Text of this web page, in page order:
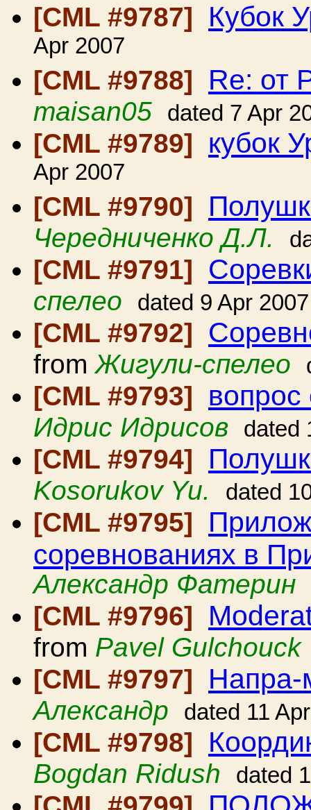
[CML #9787] Кубок
Apr 2007
[CML #9788]
Re: от
maisan05 dated 7 Apr
[CML #9789] кубок
Apr 2007
[CML #9790]
Чередниченко Д.Л.
[CML #9791]
спелео dated 9 Apr 2007
[CML #9792]
fromЖигули-спелео
[CML #9793]
Идрис Идрисов dated
[CML #9794]
Kosorukov Yu. dated
[CML #9795]
соревнованиях в
Александр Фатерин
[CML #9796]
from Pavel Gulchouck
[CML #9797]
Напра-
Александр dated 11
[CML #9798]
Bogdan Ridush dated